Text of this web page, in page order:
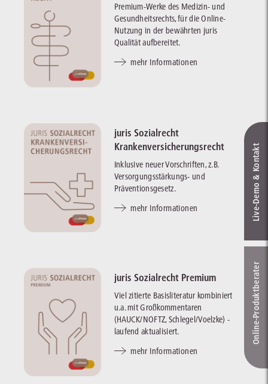
Premium-Werke des Medizin- und
Gesundheitsrechts, für die Online-
Nutzung in der bewährten juris
Qualität aufbereitet.
mehr Informationen
juris Sozialrecht
Krankenversicherungsrecht
Inklusive neuer Vorschriften, z.B.
Versorgungsstärkungs- und
Präventionsgesetz.
mehr Informationen
juris Sozialrecht Premium
Viel zitierte Basisliteratur kombiniert
u.a. mit Großkommentaren
(HAUCK/NOFTZ, Schlegel/Voelzke) -
laufend aktualisiert.
mehr Informationen
Live‑Demo & Kontakt
Online-Produkt­berater